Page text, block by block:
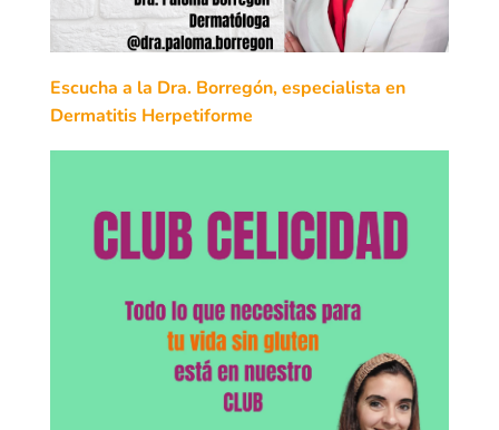
Escucha a la Dra. Borregón, especialista en
Dermatitis Herpetiforme